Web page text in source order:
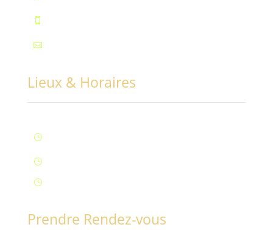


Lieux & Horaires
}
}
}
Prendre Rendez-vous